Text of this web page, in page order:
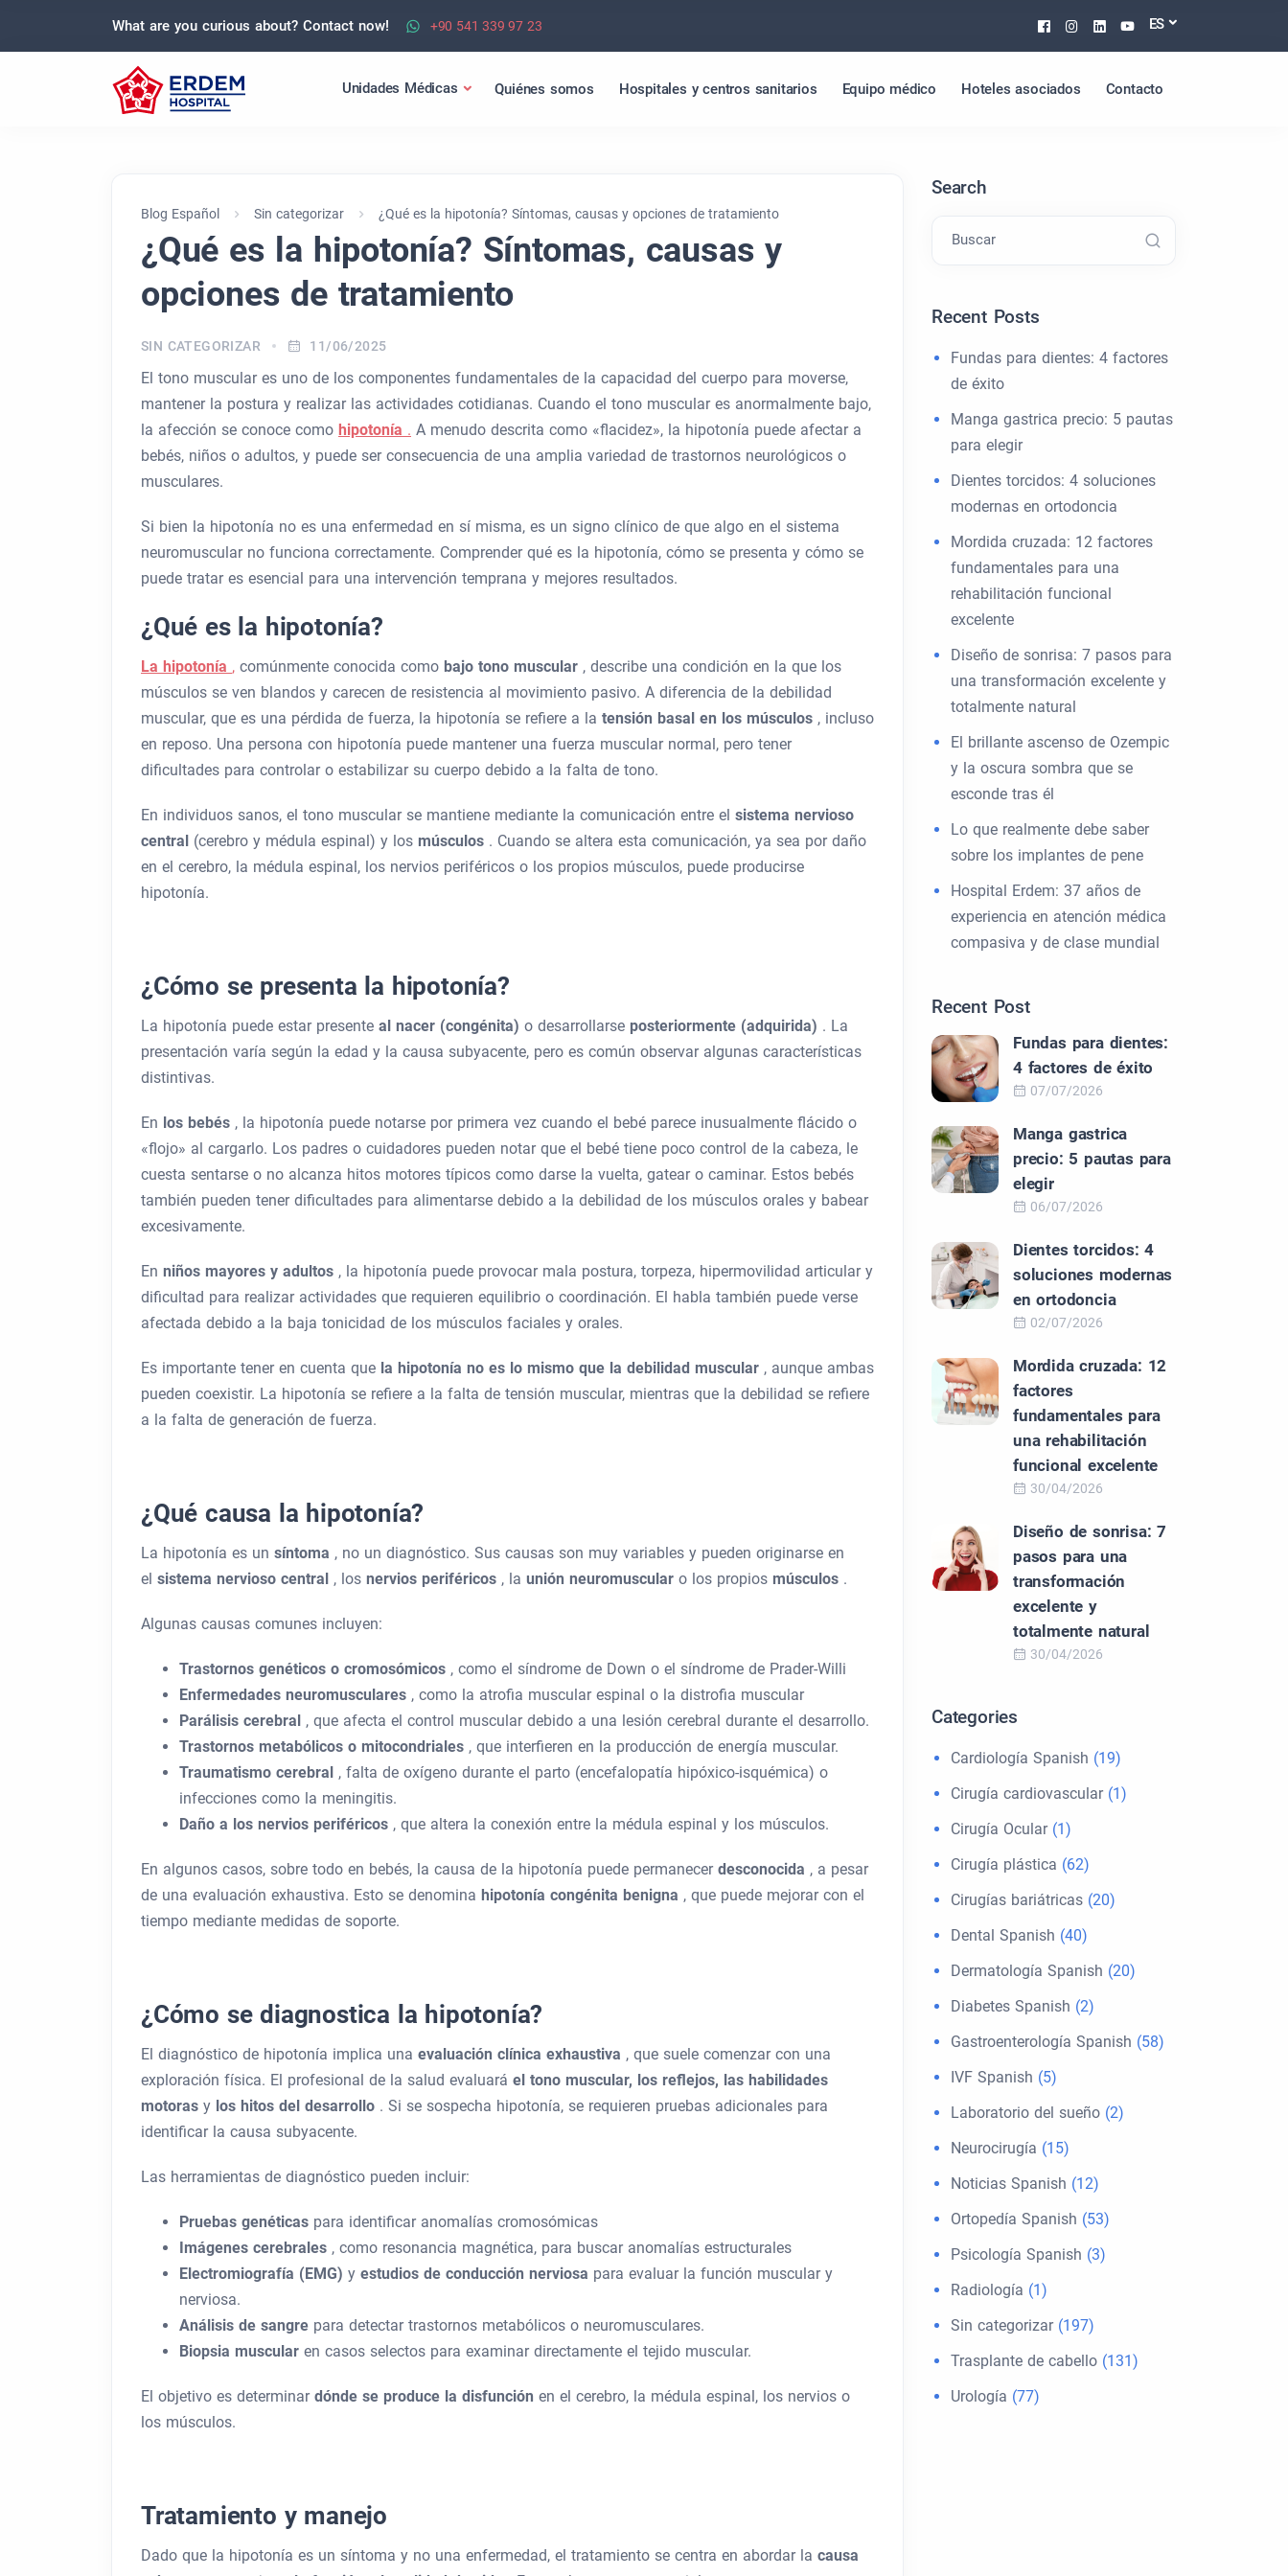
What are you curious about? Contact now! +90 541 339 97 23 Facebook
Instagram
Linkedin
Youtube
ES
Unidades Médicas Quiénes somos Hospitales y centros sanitarios Equipo médico Hoteles asociados Contacto
Blog Español Sin categorizar ¿Qué es la hipotonía? Síntomas, causas y opciones de tratamiento
¿Qué es la hipotonía? Síntomas, causas y
opciones de tratamiento
SIN CATEGORIZAR 11/06/2025
El tono muscular es uno de los componentes fundamentales de la capacidad del cuerpo para moverse,
mantener la postura y realizar las actividades cotidianas. Cuando el tono muscular es anormalmente bajo,
la afección se conoce como hipotonía . A menudo descrita como «flacidez», la hipotonía puede afectar a
bebés, niños o adultos, y puede ser consecuencia de una amplia variedad de trastornos neurológicos o
musculares.
Si bien la hipotonía no es una enfermedad en sí misma, es un signo clínico de que algo en el sistema
neuromuscular no funciona correctamente. Comprender qué es la hipotonía, cómo se presenta y cómo se
puede tratar es esencial para una intervención temprana y mejores resultados.
¿Qué es la hipotonía?
La hipotonía , comúnmente conocida como bajo tono muscular , describe una condición en la que los
músculos se ven blandos y carecen de resistencia al movimiento pasivo. A diferencia de la debilidad
muscular, que es una pérdida de fuerza, la hipotonía se refiere a la tensión basal en los músculos , incluso
en reposo. Una persona con hipotonía puede mantener una fuerza muscular normal, pero tener
dificultades para controlar o estabilizar su cuerpo debido a la falta de tono.
En individuos sanos, el tono muscular se mantiene mediante la comunicación entre el sistema nervioso
central (cerebro y médula espinal) y los músculos . Cuando se altera esta comunicación, ya sea por daño
en el cerebro, la médula espinal, los nervios periféricos o los propios músculos, puede producirse
hipotonía.
¿Cómo se presenta la hipotonía?
La hipotonía puede estar presente al nacer (congénita) o desarrollarse posteriormente (adquirida) . La
presentación varía según la edad y la causa subyacente, pero es común observar algunas características
distintivas.
En los bebés , la hipotonía puede notarse por primera vez cuando el bebé parece inusualmente flácido o
«flojo» al cargarlo. Los padres o cuidadores pueden notar que el bebé tiene poco control de la cabeza, le
cuesta sentarse o no alcanza hitos motores típicos como darse la vuelta, gatear o caminar. Estos bebés
también pueden tener dificultades para alimentarse debido a la debilidad de los músculos orales y babear
excesivamente.
En niños mayores y adultos , la hipotonía puede provocar mala postura, torpeza, hipermovilidad articular y
dificultad para realizar actividades que requieren equilibrio o coordinación. El habla también puede verse
afectada debido a la baja tonicidad de los músculos faciales y orales.
Es importante tener en cuenta que la hipotonía no es lo mismo que la debilidad muscular , aunque ambas
pueden coexistir. La hipotonía se refiere a la falta de tensión muscular, mientras que la debilidad se refiere
a la falta de generación de fuerza.
¿Qué causa la hipotonía?
La hipotonía es un síntoma , no un diagnóstico. Sus causas son muy variables y pueden originarse en
el sistema nervioso central , los nervios periféricos , la unión neuromuscular o los propios músculos .
Algunas causas comunes incluyen:
Trastornos genéticos o cromosómicos , como el síndrome de Down o el síndrome de Prader-Willi
Enfermedades neuromusculares , como la atrofia muscular espinal o la distrofia muscular
Parálisis cerebral , que afecta el control muscular debido a una lesión cerebral durante el desarrollo.
Trastornos metabólicos o mitocondriales , que interfieren en la producción de energía muscular.
Traumatismo cerebral , falta de oxígeno durante el parto (encefalopatía hipóxico-isquémica) o
infecciones como la meningitis.
Daño a los nervios periféricos , que altera la conexión entre la médula espinal y los músculos.
En algunos casos, sobre todo en bebés, la causa de la hipotonía puede permanecer desconocida , a pesar
de una evaluación exhaustiva. Esto se denomina hipotonía congénita benigna , que puede mejorar con el
tiempo mediante medidas de soporte.
¿Cómo se diagnostica la hipotonía?
El diagnóstico de hipotonía implica una evaluación clínica exhaustiva , que suele comenzar con una
exploración física. El profesional de la salud evaluará el tono muscular, los reflejos, las habilidades
motoras y los hitos del desarrollo . Si se sospecha hipotonía, se requieren pruebas adicionales para
identificar la causa subyacente.
Las herramientas de diagnóstico pueden incluir:
Pruebas genéticas para identificar anomalías cromosómicas
Imágenes cerebrales , como resonancia magnética, para buscar anomalías estructurales
Electromiografía (EMG) y estudios de conducción nerviosa para evaluar la función muscular y
nerviosa.
Análisis de sangre para detectar trastornos metabólicos o neuromusculares.
Biopsia muscular en casos selectos para examinar directamente el tejido muscular.
El objetivo es determinar dónde se produce la disfunción en el cerebro, la médula espinal, los nervios o
los músculos.
Tratamiento y manejo
Dado que la hipotonía es un síntoma y no una enfermedad, el tratamiento se centra en abordar la causa
Search
Buscar
Recent Posts
Fundas para dientes: 4 factores
de éxito
Manga gastrica precio: 5 pautas
para elegir
Dientes torcidos: 4 soluciones
modernas en ortodoncia
Mordida cruzada: 12 factores
fundamentales para una
rehabilitación funcional
excelente
Diseño de sonrisa: 7 pasos para
una transformación excelente y
totalmente natural
El brillante ascenso de Ozempic
y la oscura sombra que se
esconde tras él
Lo que realmente debe saber
sobre los implantes de pene
Hospital Erdem: 37 años de
experiencia en atención médica
compasiva y de clase mundial
Recent Post
Fundas para dientes:
4 factores de éxito
07/07/2026
Manga gastrica
precio: 5 pautas para
elegir
06/07/2026
Dientes torcidos: 4
soluciones modernas
en ortodoncia
02/07/2026
Mordida cruzada: 12
factores
fundamentales para
una rehabilitación
funcional excelente
30/04/2026
Diseño de sonrisa: 7
pasos para una
transformación
excelente y
totalmente natural
30/04/2026
Categories
Cardiología Spanish (19)
Cirugía cardiovascular(1)
Cirugía Ocular(1)
Cirugía plástica (62)
Cirugías bariátricas (20)
Dental Spanish (40)
Dermatología Spanish (20)
Diabetes Spanish (2)
Gastroenterología Spanish (58)
IVF Spanish (5)
Laboratorio del sueño (2)
Neurocirugía (15)
Noticias Spanish (12)
Ortopedía Spanish (53)
Psicología Spanish (3)
Radiología (1)
Sin categorizar(197)
Trasplante de cabello (131)
Urología (77)